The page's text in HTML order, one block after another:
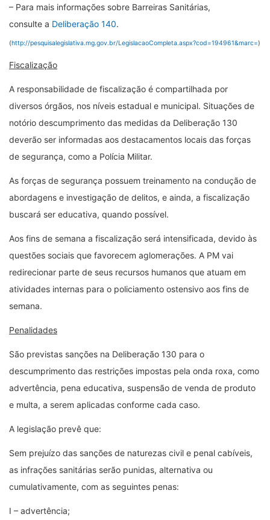
– Para mais informações sobre Barreiras Sanitárias,
consulte a Deliberação 140.
(http://pesquisalegislativa.mg.gov.br/LegislacaoCompleta.aspx?cod=194961&marc=)
Fiscalização
A responsabilidade de fiscalização é compartilhada por
diversos órgãos, nos níveis estadual e municipal. Situações de
notório descumprimento das medidas da Deliberação 130
deverão ser informadas aos destacamentos locais das forças
de segurança, como a Polícia Militar.
As forças de segurança possuem treinamento na condução de
abordagens e investigação de delitos, e ainda, a fiscalização
buscará ser educativa, quando possível.
Aos fins de semana a fiscalização será intensificada, devido às
questões sociais que favorecem aglomerações. A PM vai
redirecionar parte de seus recursos humanos que atuam em
atividades internas para o policiamento ostensivo aos fins de
semana.
Penalidades
São previstas sanções na Deliberação 130 para o
descumprimento das restrições impostas pela onda roxa, como
advertência, pena educativa, suspensão de venda de produto
e multa, a serem aplicadas conforme cada caso.
A legislação prevê que:
Sem prejuízo das sanções de naturezas civil e penal cabíveis,
as infrações sanitárias serão punidas, alternativa ou
cumulativamente, com as seguintes penas:
I – advertência;